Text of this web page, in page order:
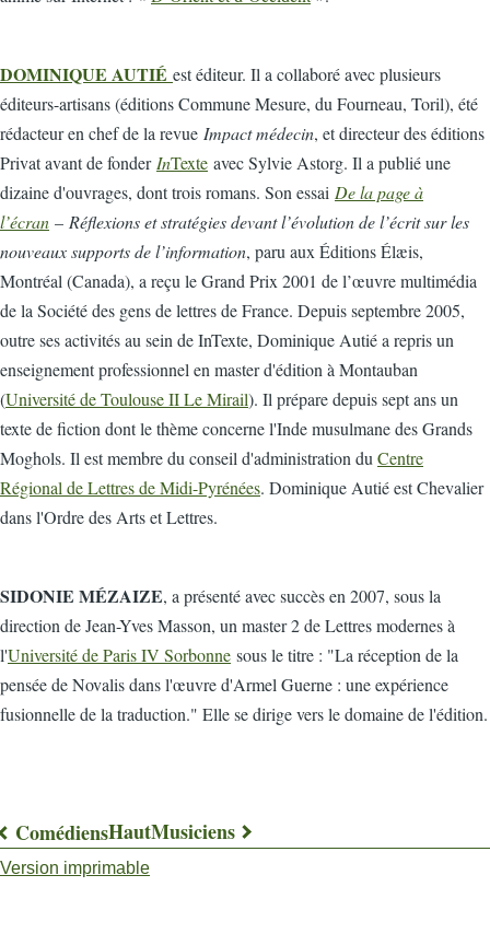
DOMINIQUE AUTIÉ est éditeur. Il a collaboré avec plusieurs
éditeurs-artisans (éditions Commune Mesure, du Fourneau, Toril), été
rédacteur en chef de la revue Impact médecin, et directeur des éditions
Privat avant de fonder InTexte avec Sylvie Astorg. Il a publié une
dizaine d'ouvrages, dont trois romans. Son essai De la page à
l’écran – Réflexions et stratégies devant l’évolution de l’écrit sur les
nouveaux supports de l’information, paru aux Éditions Élæis,
Montréal (Canada), a reçu le Grand Prix 2001 de l’œuvre multimédia
de la Société des gens de lettres de France. Depuis septembre 2005,
outre ses activités au sein de InTexte, Dominique Autié a repris un
enseignement professionnel en master d'édition à Montauban
(Université de Toulouse II Le Mirail). Il prépare depuis sept ans un
texte de fiction dont le thème concerne l'Inde musulmane des Grands
Moghols. Il est membre du conseil d'administration du Centre
Régional de Lettres de Midi-Pyrénées. Dominique Autié est Chevalier
dans l'Ordre des Arts et Lettres.
SIDONIE MÉZAIZE, a présenté avec succès en 2007, sous la
direction de Jean-Yves Masson, un master 2 de Lettres modernes à
l'Université de Paris IV Sorbonne sous le titre : "La réception de la
pensée de Novalis dans l'œuvre d'Armel Guerne : une expérience
fusionnelle de la traduction." Elle se dirige vers le domaine de l'édition.
Liens
ComédiensHautMusiciens
Version imprimable